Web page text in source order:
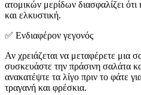
ατομικών μερίδων διασφαλίζει
και ελκυστική.
✅ Ενδιαφέρον γεγονός
Αν χρειάζεται να μεταφέρετε μια
συσκευάστε την πράσινη σαλάτα
ανακατέψτε τα λίγο πριν το φάτε
τραγανή και φρέσκια.